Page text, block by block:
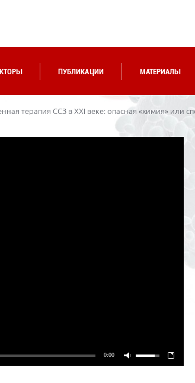
ПУБЛИКАЦИИ МАТЕРИАЛЫ
терапия CCЗ в XXI веке: опасная «химия» или